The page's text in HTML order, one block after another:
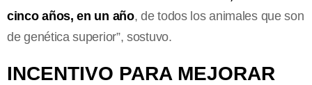
cinco años, en un año, de todos los animales que son
de genética superior”, sostuvo.
INCENTIVO PARA MEJORAR